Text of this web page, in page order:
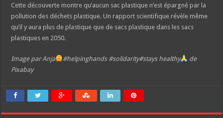
Cette découverte montre qu’aucun sac plastique n’est épargné par la
pollution des déchets plastique. Un rapport scientifique révèle même
qu’il y aura plus de plastique que de sacs plastique dans les sacs
plastiques en 2050.
Image par Anja #helpinghands #solidarity#stays healthy
de
Pixabay